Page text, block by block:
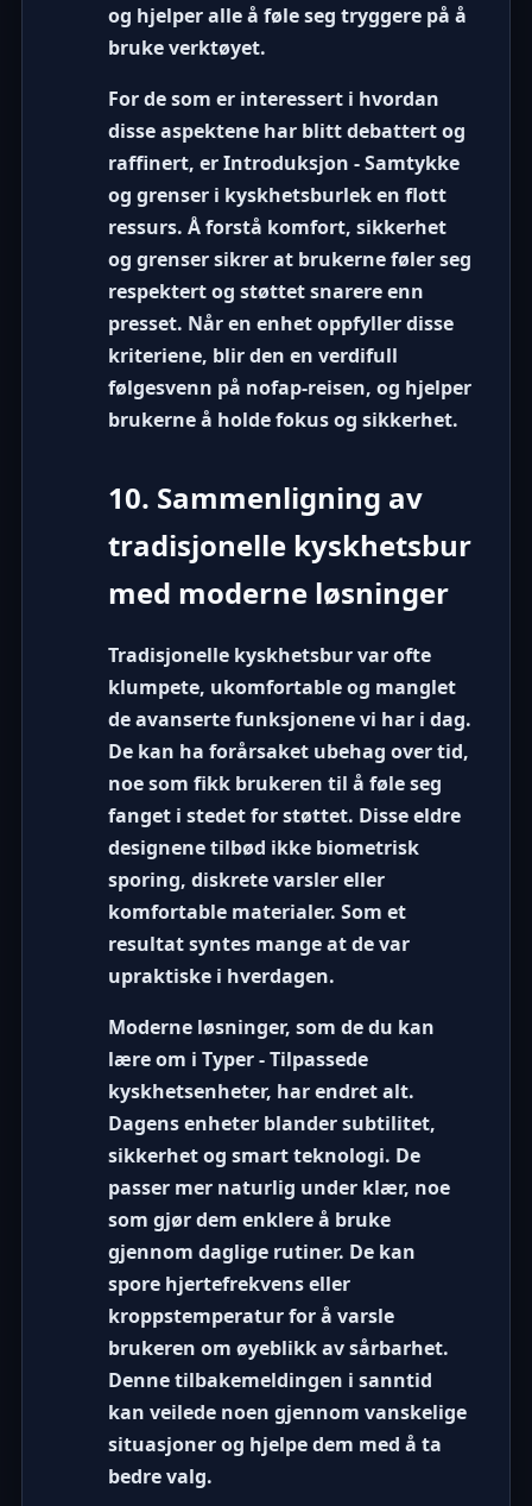
og hjelper alle å føle seg tryggere på å
bruke verktøyet.
For de som er interessert i hvordan
disse aspektene har blitt debattert og
raffinert, erIntroduksjon - Samtykke
og grenser i kyskhetsburleken flott
ressurs. Å forstå komfort, sikkerhet
og grenser sikrer at brukerne føler seg
respektert og støttet snarere enn
presset. Når en enhet oppfyller disse
kriteriene, blir den en verdifull
følgesvenn på nofap-reisen, og hjelper
brukerne å holde fokus og sikkerhet.
10. Sammenligning av
tradisjonelle kyskhetsbur
med moderne løsninger
Tradisjonelle kyskhetsbur var ofte
klumpete, ukomfortable og manglet
de avanserte funksjonene vi har i dag.
De kan ha forårsaket ubehag over tid,
noe som fikk brukeren til å føle seg
fanget i stedet for støttet. Disse eldre
designene tilbød ikke biometrisk
sporing, diskrete varsler eller
komfortable materialer. Som et
resultat syntes mange at de var
upraktiske i hverdagen.
Moderne løsninger, som de du kan
lære om i Typer - Tilpassede
kyskhetsenheter, har endret alt.
Dagens enheter blander subtilitet,
sikkerhet og smart teknologi. De
passer mer naturlig under klær, noe
som gjør dem enklere å bruke
gjennom daglige rutiner. De kan
spore hjertefrekvens eller
kroppstemperatur for å varsle
brukeren om øyeblikk av sårbarhet.
Denne tilbakemeldingen i sanntid
kan veilede noen gjennom vanskelige
situasjoner og hjelpe dem med å ta
bedre valg.